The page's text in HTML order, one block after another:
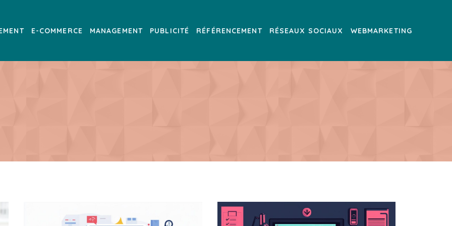
E-COMMERCE MANAGEMENT PUBLICITÉ RÉFÉRENCEMENT RÉSEAUX SOCIAUX WEBMARKETING